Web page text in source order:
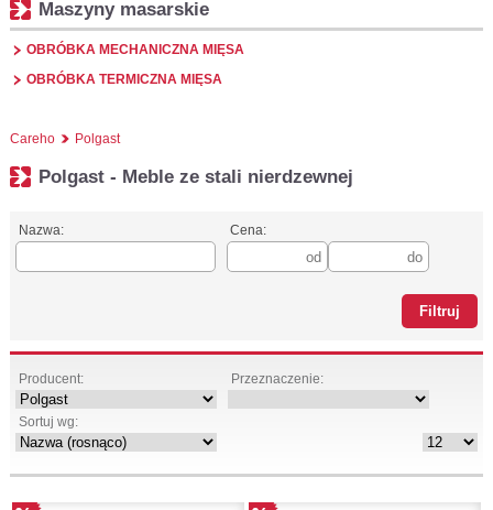
Maszyny masarskie
OBRÓBKA MECHANICZNA MIĘSA
OBRÓBKA TERMICZNA MIĘSA
Careho Polgast
Polgast - Meble ze stali nierdzewnej
Nazwa: Cena:
Producent: Przeznaczenie:
Sortuj wg: